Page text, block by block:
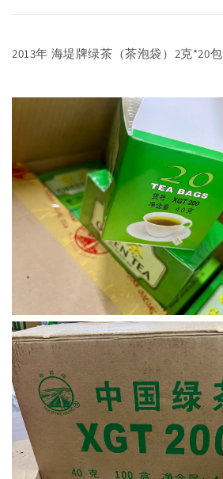
2013年 海堤牌绿茶（茶泡袋）2克*20包